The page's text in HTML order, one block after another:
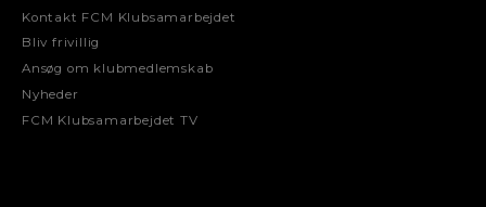
Kontakt FCM Klubsamarbejdet
Bliv frivillig
Ansøg om klubmedlemskab
Nyheder
FCM Klubsamarbejdet TV